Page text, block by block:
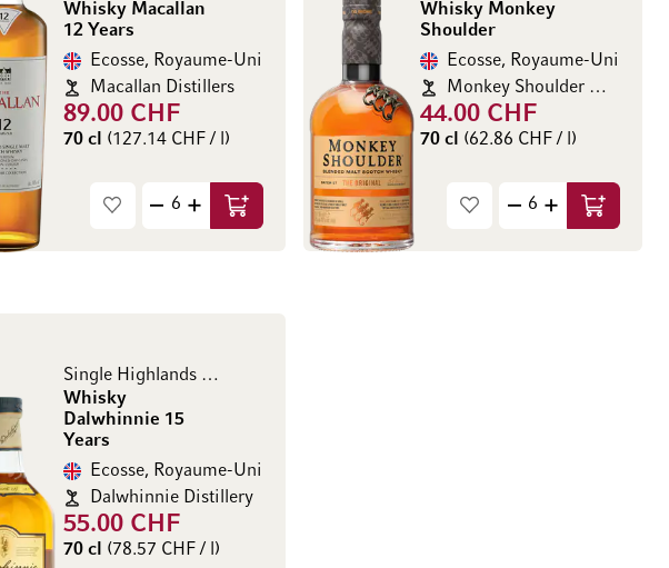
Whisky Macallan
12 Years
Ecosse, Royaume-Uni
Macallan Distillers
89.00 CHF
70 cl (127.14 CHF / l)
Ajouter au panier
Whisky Monkey
Shoulder
Ecosse, Royaume-Uni
Monkey Shoulder Williams Grant&Sons
44.00 CHF
70 cl (62.86 CHF / l)
Ajouter
Single Highlands Malt
Whisky
Dalwhinnie 15
Years
Ecosse, Royaume-Uni
Dalwhinnie Distillery
55.00 CHF
70 cl (78.57 CHF / l)